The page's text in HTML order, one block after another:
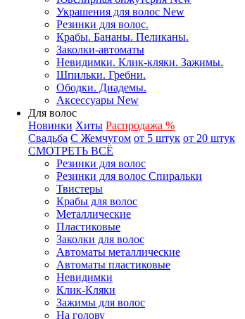
Украшения для волос New
Резинки для волос.
Крабы. Бананы. Пеликаны.
Заколки-автоматы
Невидимки. Клик-кляки. Зажимы.
Шпильки. Гребни.
Ободки. Диадемы.
Аксессуары New
Для волос
Новинки Хиты Распродажа %
Свадьба С Жемчугом от 5 штук от 20 штук
СМОТРЕТЬ ВСЁ
Резинки для волос
Резинки для волос Спиральки
Твистеры
Крабы для волос
Металлические
Пластиковые
Заколки для волос
Автоматы металлические
Автоматы пластиковые
Невидимки
Клик-Кляки
Зажимы для волос
На голову